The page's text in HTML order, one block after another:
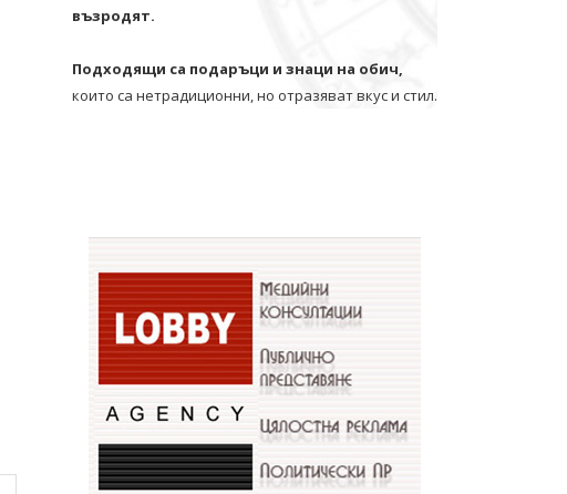
възродят.
Подходящи са подаръци и знаци на обич,
които са нетрадиционни, но отразяват вкус и стил.